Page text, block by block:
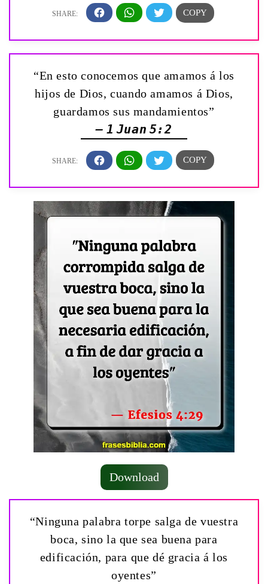
“En esto conocemos que amamos á los
hijos de Dios, cuando amamos á Dios,
guardamos sus mandamientos”
— 1 Juan 5:2
Download
“Ninguna palabra torpe salga de vuestra
boca, sino la que sea buena para
edificación, para que dé gracia á los
oyentes”